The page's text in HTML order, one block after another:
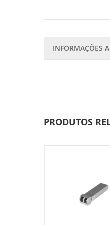
INFORMAÇÕES
PRODUTOS